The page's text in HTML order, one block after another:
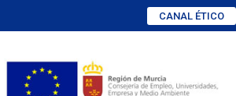
CANAL ÉTICO